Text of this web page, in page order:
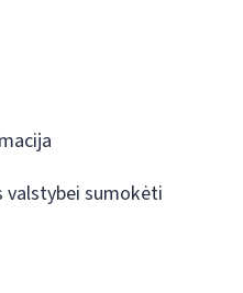
valstybei sumokėti